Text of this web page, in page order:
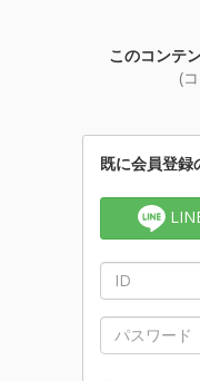
このコンテ
(
既に会員登録